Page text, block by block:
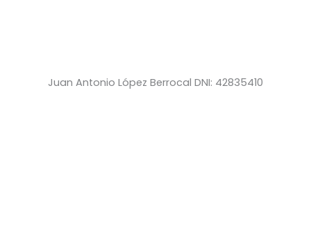
Juan Antonio López Berrocal DNI: 42835410